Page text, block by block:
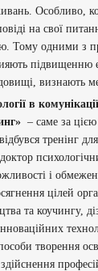
Особливо,
на свої
Тому одними з
підвищенню
визнають
в
– саме за
тренінг
і
цілей
та коучингу,
творення